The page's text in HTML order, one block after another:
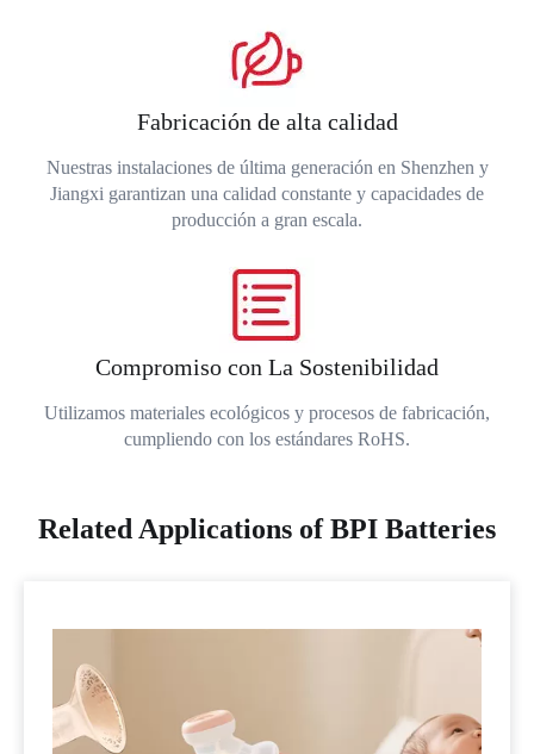
Fabricación de alta calidad
Nuestras instalaciones de última generación en Shenzhen y
Jiangxi garantizan una calidad constante y capacidades de
producción a gran escala.
Compromiso con La Sostenibilidad
Utilizamos materiales ecológicos y procesos de fabricación,
cumpliendo con los estándares RoHS.
Related Applications of BPI Batteries